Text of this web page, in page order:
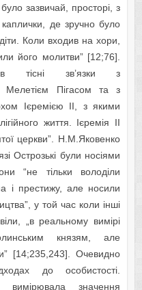
зазвичай, просторі, з
каплички, де зручно було
Коли входив на хори,
його молитви” [12;76].
тісні зв’язки з
Мелетієм Пігасом та з
Ієремією ІІ, з якими
життя. Ієремія ІІ
церкви”. Н.М.Яковенко
Острозькі були носіями
“не тільки володіли
і престижу, але носили
у той час коли інші
„в реальному вимірі
князям, але
[14;235,243]. Очевидно
до особистості.
вимірювала значення